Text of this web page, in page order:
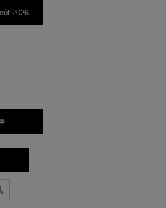
2026